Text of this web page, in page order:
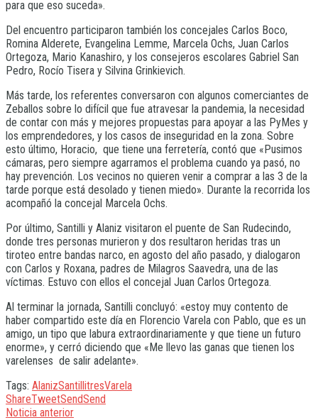
para que eso suceda».
Del encuentro participaron también los concejales Carlos Boco,
Romina Alderete, Evangelina Lemme, Marcela Ochs, Juan Carlos
Ortegoza, Mario Kanashiro, y los consejeros escolares Gabriel San
Pedro, Rocío Tisera y Silvina Grinkievich.
Más tarde, los referentes conversaron con algunos comerciantes de
Zeballos sobre lo difícil que fue atravesar la pandemia, la necesidad
de contar con más y mejores propuestas para apoyar a las PyMes y
los emprendedores, y los casos de inseguridad en la zona. Sobre
esto último, Horacio, que tiene una ferretería, contó que «Pusimos
cámaras, pero siempre agarramos el problema cuando ya pasó, no
hay prevención. Los vecinos no quieren venir a comprar a las 3 de la
tarde porque está desolado y tienen miedo». Durante la recorrida los
acompañó la concejal Marcela Ochs.
Por último, Santilli y Alaniz visitaron el puente de San Rudecindo,
donde tres personas murieron y dos resultaron heridas tras un
tiroteo entre bandas narco, en agosto del año pasado, y dialogaron
con Carlos y Roxana, padres de Milagros Saavedra, una de las
víctimas. Estuvo con ellos el concejal Juan Carlos Ortegoza.
Al terminar la jornada, Santilli concluyó: «estoy muy contento de
haber compartido este día en Florencio Varela con Pablo, que es un
amigo, un tipo que labura extraordinariamente y que tiene un futuro
enorme», y cerró diciendo que «Me llevo las ganas que tienen los
varelenses de salir adelante».
Tags: AlanizSantillitresVarela
ShareTweetSendSend
Noticia anterior